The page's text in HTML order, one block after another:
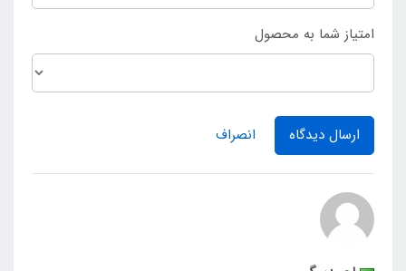
امتیاز شما به محصول
ارسال دیدگاه انصراف